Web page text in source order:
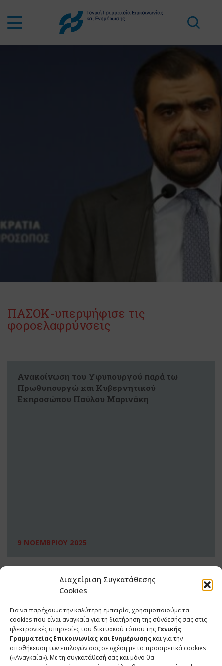
Διαχείριση Συγκατάθεσης
Cookies
Για να παρέχουμε την καλύτερη εμπειρία, χρησιμοποιούμε τα
cookies που είναι αναγκαία για τη διατήρηση της σύνδεσής σας στις
ηλεκτρονικές υπηρεσίες του δικτυακού τόπου της Γενικής
Γραμματείας Επικοινωνίας και Ενημέρωσης και για την
αποθήκευση των επιλογών σας σε σχέση με τα προαιρετικά cookies
(«Αναγκαία»). Με τη συγκατάθεσή σας και μόνο θα
ΠΑΣΟΚ-υπερψήφισε τις
φοροελαφρύνσεις
Ανακοίνωση του Υφυπουργού παρά τω
Πρωθυπουργώ και Κυβερνητικού
Εκπροσώπου Παύλου Μαρινάκη
9 ΝΟΕΜΒΡΙΟΥ 2025
ΕΠΙΚΟΙΝΩΝΙΑ